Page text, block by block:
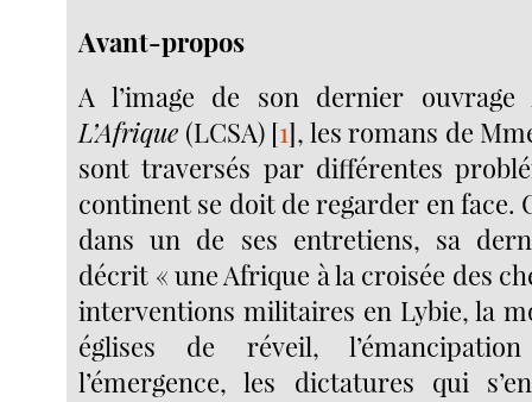
Avant-propos
A l’image de son dernier ouvrage
L’Afrique (LCSA)[1], les romans de
sont traversés par différentes
continent se doit de regarder en face.
dans un de ses entretiens, sa
décrit « une Afrique à la croisée des
interventions militaires en Lybie, la
églises de réveil,
l’émergence, les dictatures qui